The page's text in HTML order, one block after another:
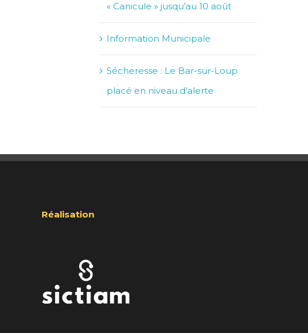
« Canicule » jusqu’au 10 août
Information Municipale
Sécheresse : Le Bar-sur-Loup
placé en niveau d’alerte
Réalisation